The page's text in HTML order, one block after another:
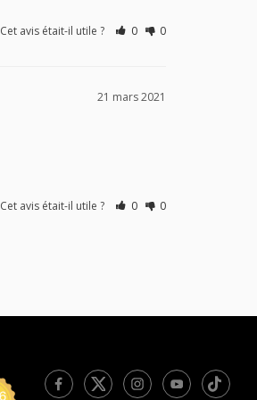
Cet avis était-il utile ? 0 0
21 mars 2021
Cet avis était-il utile ? 0 0